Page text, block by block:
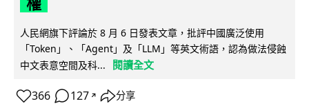
人民網旗下評論於 8 月 6 日發表文章，批評中國廣泛使用
「Token」、「Agent」及「LLM」等英文術語，認為做法侵蝕
中文表意空間及科...
閱讀全文
366 127 ↗ 分享